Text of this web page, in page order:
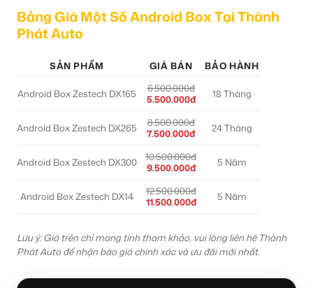
Bảng Giá Một Số Android Box Tại Thành
Phát Auto
SẢN PHẨM GIÁ BÁN BẢO HÀNH
Android Box Zestech DX165
6.500.000đ
5.500.000đ
18 Tháng
Android Box Zestech DX265
8.500.000đ
7.500.000đ
24 Tháng
Android Box Zestech DX300
10.500.000đ
9.500.000đ
5 Năm
Android Box Zestech DX14
12.500.000đ
11.500.000đ
5 Năm
Lưu ý: Giá trên chỉ mang tính tham khảo, vui lòng liên hệ Thành
Phát Auto để nhận báo giá chính xác và ưu đãi mới nhất.